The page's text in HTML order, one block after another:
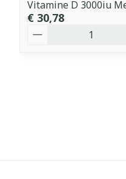
Vitamine D 3000iu
€ 30,78